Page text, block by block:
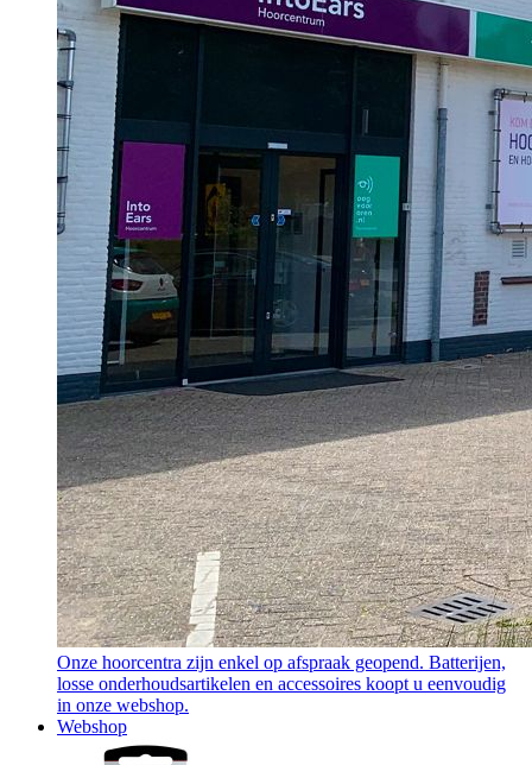
Onze hoorcentra zijn enkel op afspraak geopend. Batterijen,
losse onderhoudsartikelen en accessoires koopt u eenvoudig
in onze webshop.
Webshop